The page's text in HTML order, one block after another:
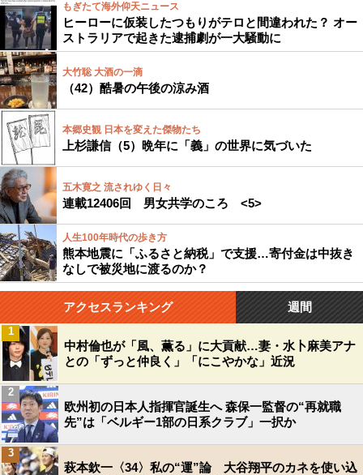
もぎたて海外仰天ニュース
ヒーローに仮装したつもりがテロと間違われた？ オー
ストラリアで起きた逮捕劇が一大騒動に
大竹聡 大酒の一滴
（42）酷暑の午後の涼み酒
本郷史観 日本を変えた傑物たち
上杉謙信（5）晩年に「義」の世界に気づいた
五木寛之 流されゆく日々
連載12406回 男女共学のころ <5>
人生100年時代の歩き方
熊本地震に「ふるさと納税」で支援…寄付金は中抜き
なしで被災地に渡るのか？
アクセスランキング 週間
中村倫也が「風、薫る」に大貢献…妻・水卜麻美アナ
との「ずっと仲良く」「にこやかな」近況
1
欧州初の日本人指揮官誕生へ 森保一監督の“再就職
先”は「ベルギー1部の日系クラブ」一択か
2
萩本欽一〈34〉私の“運”論 大谷翔平のカネを使い込
3